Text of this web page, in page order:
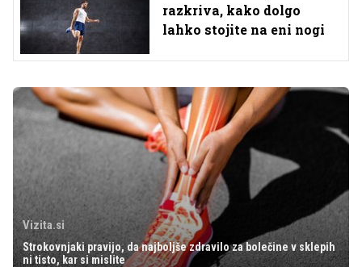
razkriva, kako dolgo
lahko stojite na eni nogi
Vizita.si
Strokovnjaki pravijo, da najboljše zdravilo za bolečine v sklepih
ni tisto, kar si mislite